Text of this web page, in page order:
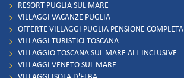
RESORT PUGLIA SUL MARE
VILLAGGI VACANZE PUGLIA
OFFERTE VILLAGGI PUGLIA PENSIONE COMPLETA
VILLAGGI TURISTICI TOSCANA
VILLAGGIO TOSCANA SUL MARE ALL INCLUSIVE
VILLAGGI VENETO SUL MARE